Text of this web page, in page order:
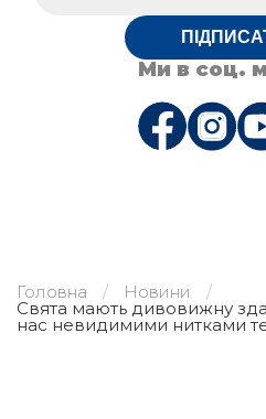
Ми в соц.
Головна Новини
Свята мають дивовижну
нас невидимими нитками